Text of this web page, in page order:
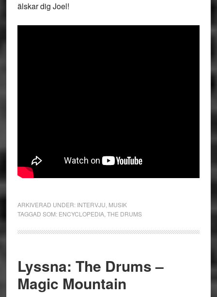
älskar dig Joel!
ARKIVERAD UNDER: INTERVJU MUSIK
TAGGAD SOM: ENCYCLOPEDIA, THE DRUMS
Lyssna: The Drums –
Magic Mountain